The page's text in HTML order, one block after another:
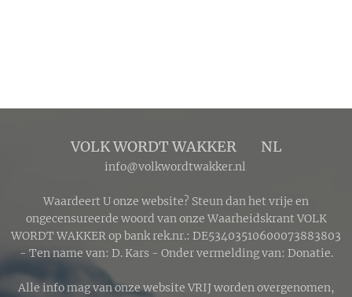
waardoor
worden gefilterd
en dieprood en
koperkleurig
licht de maan
VOLK WORDT WAKKER 🔴 NL
info@volkwordtwakker.nl
Waardeert U onze website? Steun dan het vrije en
ongecensureerde woord van onze Waarheidskrant VOLK
WORDT WAKKER op bank rek.nr.: DE53403510600073883803
- Ten name van: D. Kars - Onder vermelding van: Donatie.
Alle info mag van onze website VRIJ worden overgenomen,